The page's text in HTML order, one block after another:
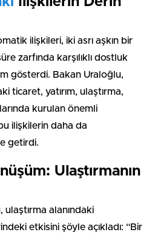
ilişkileri, iki asrı aşkın bir
zarfında karşılıklı dostluk
gösterdi. Bakan Uraloğlu,
ticaret, yatırım, ulaştırma,
kurulan önemli
ilişkilerin daha da
getirdi.
Ulaştırmanın
alanındaki
etkisini şöyle açıkladı: “Bir